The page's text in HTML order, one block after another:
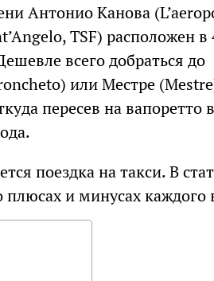
Антонио Канова
TSF) расположен
всего добраться до
или Местре
пересев на
поездка на такси. В
и минусах каждого